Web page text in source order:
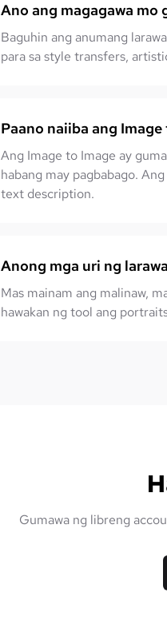
Ano ang magagawa mo
Baguhin ang anumang
para sa style transfers,
Paano naiiba ang
Ang Image to Image ay
habang may pagbabago.
text description.
Anong mga uri ng
Mas mainam ang malinaw,
hawakan ng tool ang
Gumawa ng libreng